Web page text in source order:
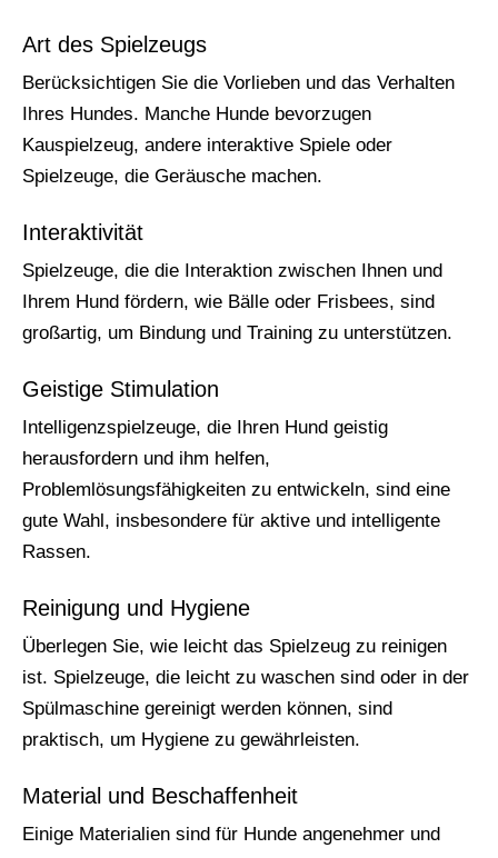
Art des Spielzeugs
Berücksichtigen Sie die Vorlieben und das Verhalten
Ihres Hundes. Manche Hunde bevorzugen
Kauspielzeug, andere interaktive Spiele oder
Spielzeuge, die Geräusche machen.
Interaktivität
Spielzeuge, die die Interaktion zwischen Ihnen und
Ihrem Hund fördern, wie Bälle oder Frisbees, sind
großartig, um Bindung und Training zu unterstützen.
Geistige Stimulation
Intelligenzspielzeuge, die Ihren Hund geistig
herausfordern und ihm helfen,
Problemlösungsfähigkeiten zu entwickeln, sind eine
gute Wahl, insbesondere für aktive und intelligente
Rassen.
Reinigung und Hygiene
Überlegen Sie, wie leicht das Spielzeug zu reinigen
ist. Spielzeuge, die leicht zu waschen sind oder in der
Spülmaschine gereinigt werden können, sind
praktisch, um Hygiene zu gewährleisten.
Material und Beschaffenheit
Einige Materialien sind für Hunde angenehmer und